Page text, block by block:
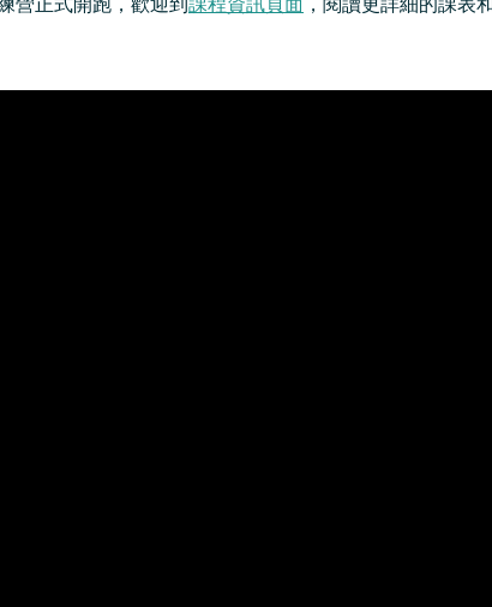
營正式開跑，歡迎到 課程資訊頁面 ，閱讀更詳細的課表